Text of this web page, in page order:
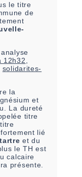
le titre
de
12h32
solidarites-
la
et
La dureté
titre
lié
tartre et du
le TH est
calcaire
présente.